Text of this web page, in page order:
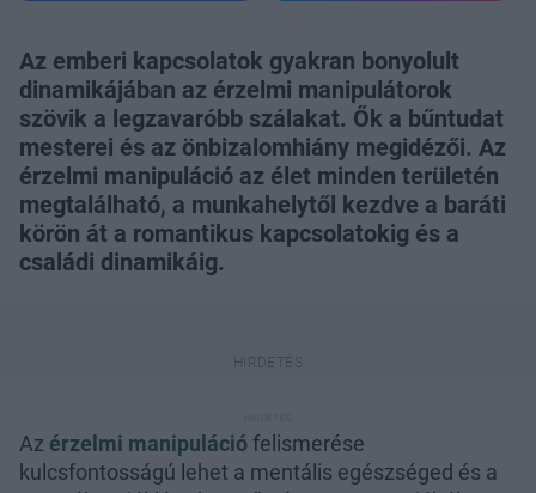
Az emberi kapcsolatok gyakran bonyolult
dinamikájában az érzelmi manipulátorok
szövik a legzavaróbb szálakat. Ők a bűntudat
mesterei és az önbizalomhiány megidézői. Az
érzelmi manipuláció az élet minden területén
megtalálható, a munkahelytől kezdve a baráti
körön át a romantikus kapcsolatokig és a
családi dinamikáig.
Az érzelmi manipulációfelismerése
kulcsfontosságú lehet a mentális egészséged és a